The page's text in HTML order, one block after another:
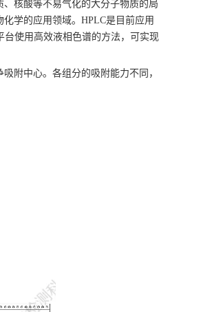
核酸等不易气化的大分子物质的局
学的应用领域。HPLC是目前应用
台使用高效液相色谱的方法，可实现
附中心。各组分的吸附能力不同，